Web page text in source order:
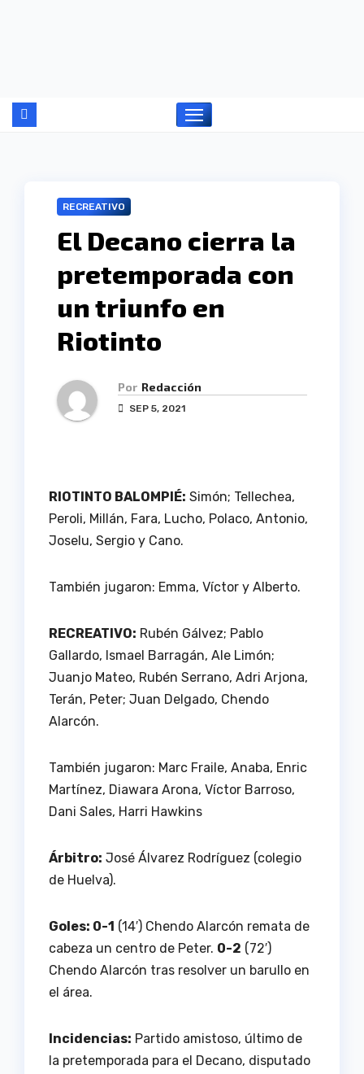
RECREATIVO
El Decano cierra la
pretemporada con
un triunfo en
Riotinto
Por Redacción
SEP 5, 2021
RIOTINTO BALOMPIÉ: Simón; Tellechea,
Peroli, Millán, Fara, Lucho, Polaco, Antonio,
Joselu, Sergio y Cano.
También jugaron: Emma, Víctor y Alberto.
RECREATIVO: Rubén Gálvez; Pablo
Gallardo, Ismael Barragán, Ale Limón;
Juanjo Mateo, Rubén Serrano, Adri Arjona,
Terán, Peter; Juan Delgado, Chendo
Alarcón.
También jugaron: Marc Fraile, Anaba, Enric
Martínez, Diawara Arona, Víctor Barroso,
Dani Sales, Harri Hawkins
Árbitro: José Álvarez Rodríguez (colegio
de Huelva).
Goles: 0-1 (14′) Chendo Alarcón remata de
cabeza un centro de Peter. 0-2 (72′)
Chendo Alarcón tras resolver un barullo en
el área.
Incidencias: Partido amistoso, último de
la pretemporada para el Decano, disputado